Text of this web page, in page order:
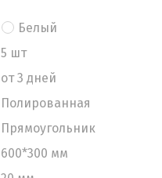
Белый
5 шт
от 3 дней
Полированная
Прямоугольник
600*300 мм